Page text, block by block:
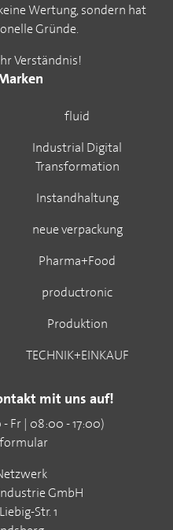
Wertung, sondern hat
Gründe.
Verständnis!
fluid
Industrial Digital
Transformation
Instandhaltung
neue verpackung
Pharma+Food
productronic
Produktion
TECHNIK+EINKAUF
mit uns auf!
- Fr | 08:00 - 17:00)
GmbH
Str. 1